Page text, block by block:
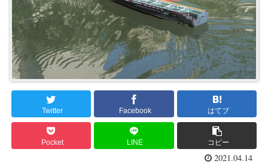
Twitter Facebook はてブ
Pocket LINE コピー
2021.04.14